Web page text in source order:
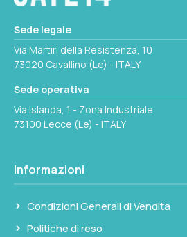
Nessuna fonte di
I carboni attivi hanno una
assorbimento limitata nel
sostituzione periodica del
dell'utilizzo del WC e del
serbatoio.
Sede legale
Via Martiri della Resistenza, 10
73020 Cavallino (Le) - ITALY
Sede operativa
Via Islanda, 1 - Zona Industriale
73100 Lecce (Le) - ITALY
Informazioni
Condizioni Generali di Vendita
Politiche di reso